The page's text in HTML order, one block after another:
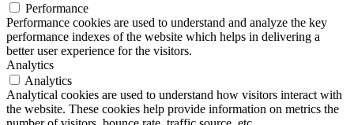
Performance
Performance cookies are used to understand and analyze the key
performance indexes of the website which helps in delivering a
better user experience for the visitors.
Analytics
Analytics
Analytical cookies are used to understand how visitors interact with
the website. These cookies help provide information on metrics the